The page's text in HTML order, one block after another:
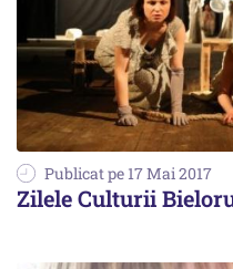
Publicat pe 17 Mai 2017
Zilele Culturii